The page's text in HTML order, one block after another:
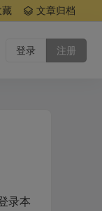
藏 文章归档
登录 注册
录本